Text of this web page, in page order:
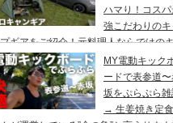
ハマり！コス
強こだわりのキ
ギアをご紹介！元料理人ならではの
飯も堪能。今回は、千葉県一番星キャ
で雨キャンプでソログルキャンプ。
MY電動キック
ードで表参道
坂をぷらぷら雑
→ 生姜焼き定